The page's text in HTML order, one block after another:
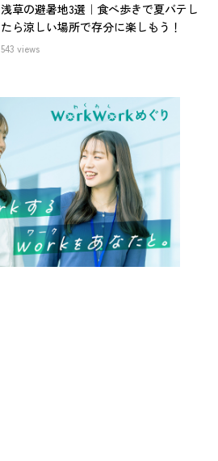
浅草の避暑地3選｜食べ歩きで夏バテし
たら涼しい場所で存分に楽しもう！
543 views